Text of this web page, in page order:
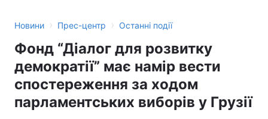
Новини › Прес-центр › Останні події
Фонд “Діалог для розвитку
демократії” має намір вести
спостереження за ходом
парламентських виборів у Грузії